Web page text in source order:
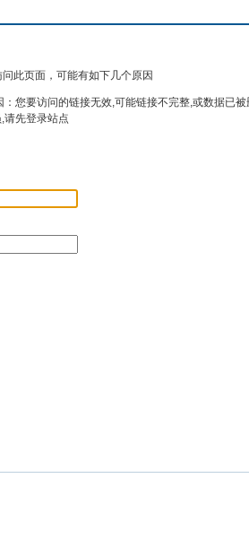
此页面，可能有如下几个原因
：您要访问的链接无效,可能链接不完整,或数据已
请先登录站点